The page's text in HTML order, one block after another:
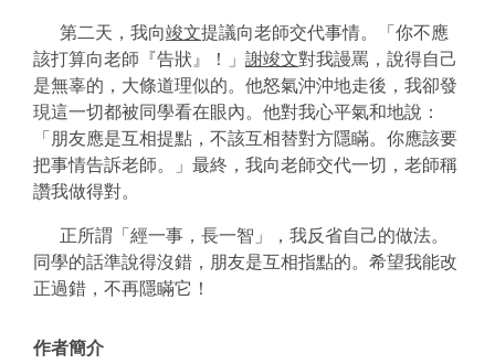
第二天，我向竣文提議向老師交代事情。「你不應
該打算向老師『告狀』！」 謝竣文對我謾罵，說得自己
是無辜的，大條道理似的。他怒氣沖沖地走後，我卻發
現這一切都被同學看在眼內。他對我心平氣和地說：
「朋友應是互相提點，不該互相替對方隱瞞。你應該要
把事情告訴老師。」最終，我向老師交代一切，老師稱
讚我做得對。
正所謂「經一事，長一智」，我反省自己的做法。
同學的話準說得沒錯，朋友是互相指點的。希望我能改
正過錯，不再隱瞞它！
作者簡介